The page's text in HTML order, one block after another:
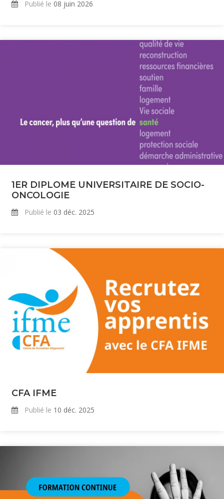
Publié le 08 juin 2026
1ER DIPLOME UNIVERSITAIRE DE SOCIO-
ONCOLOGIE
Publié le 03 déc. 2025
CFA IFME
Publié le 10 déc. 2025